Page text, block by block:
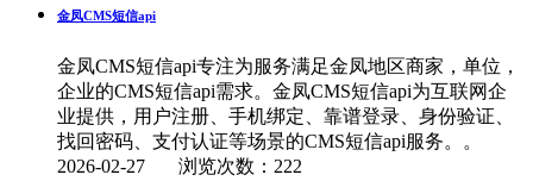
金凤CMS短信api
金凤CMS短信api专注为服务满足金凤地区商家，单位，
企业的CMS短信api需求。金凤CMS短信api为互联网企
业提供，用户注册、手机绑定、靠谱登录、身份验证、
找回密码、支付认证等场景的CMS短信api服务。。
2026-02-27 浏览次数：222